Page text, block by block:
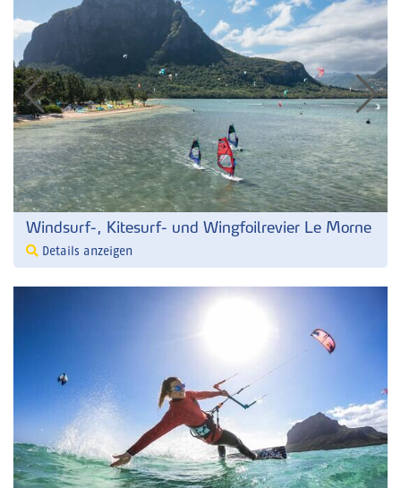
Windsurf-, Kitesurf- und Wingfoilrevier Le Morne
Details anzeigen